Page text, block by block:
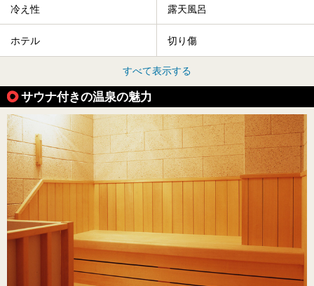
冷え性 露天風呂
ホテル 切り傷
すべて表示する
サウナ付きの温泉の魅力